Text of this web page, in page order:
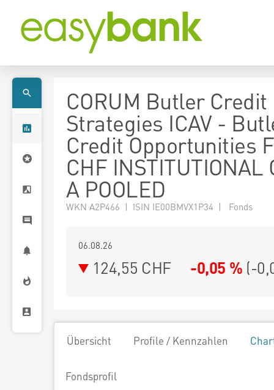
CORUM Butler Credit
Strategies ICAV -
Credit Opportunities
CHF INSTITUTIONAL
A POOLED
WKN A2P466 | ISIN IE00BMVX1P34 | Fonds
06.08.26
124,55 CHF -0,05 % (-
Übersicht Profile / Kennzahlen
Fondsprofil